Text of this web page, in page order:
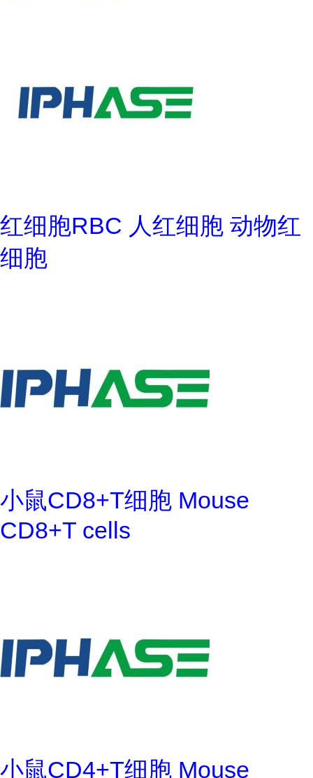
红细胞RBC 人红细胞 动物红
细胞
小鼠CD8+T细胞 Mouse
CD8+T cells
小鼠CD4+T细胞 Mouse